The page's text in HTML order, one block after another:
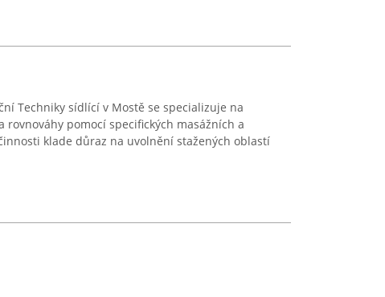
Techniky sídlící v Mostě se specializuje na
pomocí specifických masážních a
klade důraz na uvolnění stažených oblastí